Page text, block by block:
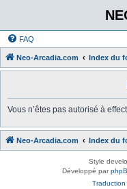
FAQ
Neo-Arcadia.com Index du
Vous n’êtes pas autorisé à
Neo-Arcadia.com Index du
Style
Développé par
Traduction